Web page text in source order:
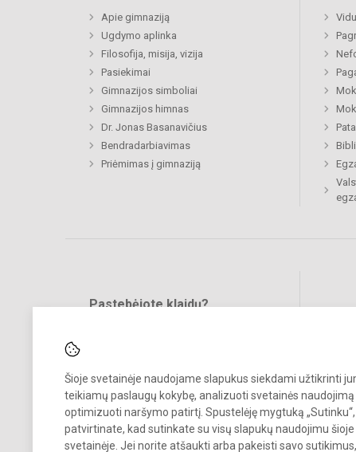
Šioje svetainėje naudojame slapukus siekdami užtikrinti
teikiamų paslaugų kokybę, analizuoti svetainės naudojimą
optimizuoti naršymo patirtį. Spustelėję mygtuką „Sutinku“,
patvirtinate, kad sutinkate su visų slapukų naudojimu šioje
svetainėje. Jei norite atšaukti arba pakeisti savo
Apie gimnaziją
Ugdymo aplinka
Filosofija, misija, vizija
Pasiekimai
Gimnazijos simboliai
Gimnazijos himnas
Dr. Jonas Basanavičius
Bendradarbiavimas
Priėmimas į gimnaziją
Pastebėjote klaidų?